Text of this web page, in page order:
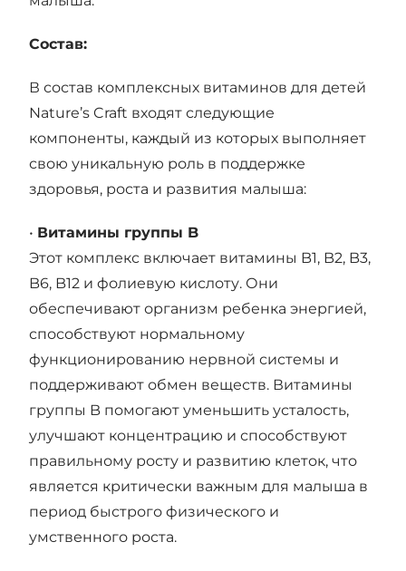
Состав:
В состав комплексных витаминов для детей
Nature’s Craft входят следующие
компоненты, каждый из которых выполняет
свою уникальную роль в поддержке
здоровья, роста и развития малыша:
• Витамины группы B
Этот комплекс включает витамины B1, B2, B3,
B6, B12 и фолиевую кислоту. Они
обеспечивают организм ребенка энергией,
способствуют нормальному
функционированию нервной системы и
поддерживают обмен веществ. Витамины
группы B помогают уменьшить усталость,
улучшают концентрацию и способствуют
правильному росту и развитию клеток, что
является критически важным для малыша в
период быстрого физического и
умственного роста.